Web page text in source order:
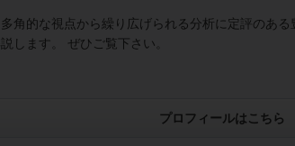
角的な視点から繰り広げられる分析に定評のあ
します。 ぜひご覧下さい。
プロフィールはこちら